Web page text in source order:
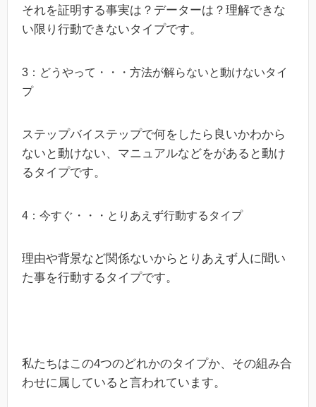
それを証明する事実は？データーは？理解できな
い限り行動できないタイプです。
3：どうやって・・・方法が解らないと動けないタイ
プ
ステップバイステップで何をしたら良いかわから
ないと動けない、マニュアルなどをがあると動け
るタイプです。
4：今すぐ・・・とりあえず行動するタイプ
理由や背景など関係ないからとりあえず人に聞い
た事を行動するタイプです。
私たちはこの4つのどれかのタイプか、その組み合
わせに属していると言われています。